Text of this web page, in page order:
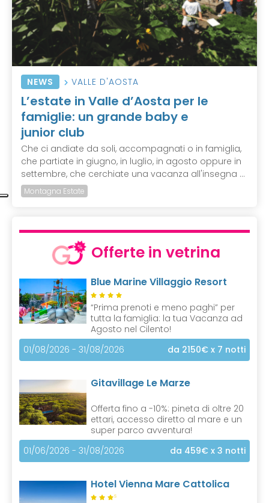
NEWS VALLE D'AOSTA
L’estate in Valle d’Aosta per le
famiglie: un grande baby e
junior club
Che ci andiate da soli, accompagnati o in famiglia,
che partiate in giugno, in luglio, in agosto oppure in
settembre, che cerchiate una vacanza all'insegna ...
Montagna Estate
Offerte in vetrina
Blue Marine Villaggio Resort
“Prima prenoti e meno paghi” per
tutta la famiglia: la tua Vacanza ad
Agosto nel Cilento!
01/08/2026 - 31/08/2026
da 2150€ x 7 notti
Gitavillage Le Marze
Offerta fino a -10%: pineta di oltre 20
ettari, accesso diretto al mare e un
super parco avventura!
01/06/2026 - 31/08/2026
da 459€ x 3 notti
Hotel Vienna Mare Cattolica
S